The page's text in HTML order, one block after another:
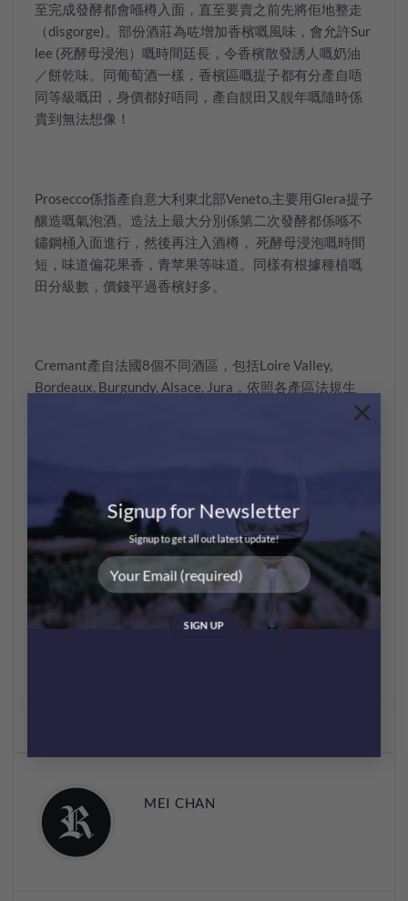
Signup for Newsletter
Signup to get all out latest update!
×
至完成發酵都會喺樽入面，直至要賣之前先將佢地整走
（disgorge)。部份酒莊為咗增加香檳嘅風味，會允許Sur
lee (死酵母浸泡）嘅時間廷長，令香檳散發誘人嘅奶油
／餅乾味。同葡萄酒一樣，香檳區嘅提子都有分產自唔
同等級嘅田，身價都好唔同，產自靚田又靚年嘅隨時係
貴到無法想像！
Prosecco係指產自意大利東北部Veneto,主要用Glera提子
釀造嘅氣泡酒。造法上最大分別係第二次發酵都係喺不
鏽鋼桶入面進行，然後再注入酒樽， 死酵母浸泡嘅時間
短，味道偏花果香，青苹果等味道。同樣有根據種植嘅
田分級數，價錢平過香檳好多。
Cremant產自法國8個不同酒區，包括Loire Valley,
Bordeaux, Burgundy, Alsace, Jura，依照各產區法規生
產。各個區都有最適合該區風土嘅提子出產，所造出黎
“Champagne”, “Prosecco“同”Cremant”都會喺wine label上
面出現，下次人地請你飲「香檳」嘅時候睇清楚，唔好
見有氣泡就當係”Champagne“啦〜
MEI CHAN